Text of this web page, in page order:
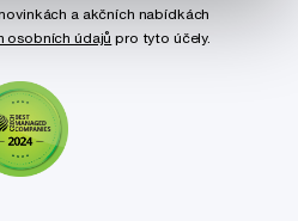
a akčních nabídkách
osobních údajů pro tyto účely.